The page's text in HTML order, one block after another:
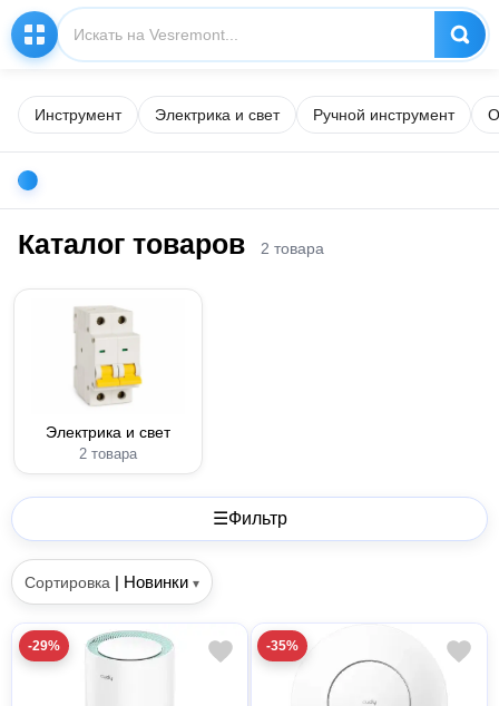
Инструмент Электрика и свет Ручной инструмент
Каталог товаров 2 товара
Электрика и свет
2 товара
☰Фильтр
Сортировка | Новинки ▾
-29% -35%